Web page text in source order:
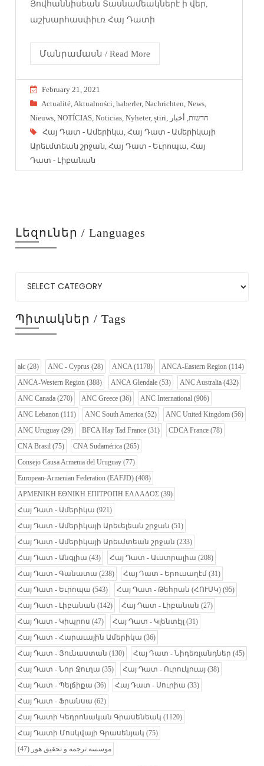
Յովհաննիսեան Տասնամեակներէ ի վեր,
աշխարհասփիւռ Հայ Դատի
Մանրամասն / Read More
February 21, 2021
Actualité Aktualności ,haberler,Nachrichten ,News
Nieuws ,NOTÍCIAS ,Noticias ,Nyheter,știri חדשות أخبار
Հայ Դատ - Ամերիկա ,Հայ Դատ - Ամերիկայի
Արեւմտեան շրջան ,Հայ Դատ - Եւրոպա ,Հայ
Դատ - Լիբանան
Լեզուներ / Languages
Պիտակներ / Tags
alc (28) ANC - Cyprus (28) ANCA (1178) ANCA-Eastern Region (114)
ANCA-Western Region (388) ANCA Glendale (53) ANC Australia (432)
ANC Canada (270) ANC Greece (36) ANC International (906)
ANC Lebanon (111) ANC South America (52) ANC United Kingdom (56)
ANC Uruguay (29) BFCA Hay Tad France (31) CDCA France (78)
CNA Brasil (75) CNA Sudamérica (265)
Consejo Causa Armenia del Uruguay (77)
European-Armenian Federation (EAFJD) (408)
ΑΡΜΕΝΙΚΗ ΕΘΝΙΚΗ ΕΠΙΤΡΟΠΗ ΕΛΛΑΔΟΣ (39)
Հայ Դատ - Ամերիկա (921)
Հայ Դատ - Ամերիկայի Արեւելեան շրջան (51)
Հայ Դատ - Ամերիկայի Արեւմտեան շրջան (233)
Հայ Դատ - Անգլիա (43) Հայ Դատ - Աւստրալիա (208)
Հայ Դատ - Գանատա (238) Հայ Դատ - Երուսաղէմ (31)
Հայ Դատ - Եւրոպա (543) Հայ Դատ - Թեհրան (ՀՈՒՍԿ) (95)
Հայ Դատ - Լիբանան (142) Հայ Դատ - Լիբանան (27)
Հայ Դատ - Կիպրոս (47) Հայ Դատ - Կլենտէյլ (31)
Հայ Դատ - Հարաւային Ամերիկա (36)
Հայ Դատ - Յունաստան (130) Հայ Դատ - Նիդեռլանդներ (45)
Հայ Դատ - Նոր Ջուղա (35) Հայ Դատ - Ուրուկուայ (38)
Հայ Դատ - Պելճիքա (36) Հայ Դատ - Սուրիա (33)
Հայ Դատ - Ֆրանսա (62)
Հայ Դատի Կեդրոնական Գրասենեակ (1120)
Հայ Դատի Մոսկվայի Գրասենյակ (75)
موسسه ترجمه و تحقیق هور (47)